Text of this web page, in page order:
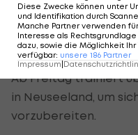
Vater Berni Gstrein
Weltcup-Slalom in
weitere fünf
Ab Freitag trainiert
in Neuseeland, um
vorzubereiten.
Diese Zwecke können unter
und Identifikation durch
Manche Partner verwenden
Interesse als
dazu, sowie die Möglichkeit
verfügbar: unsere 186 Partner
Impressum